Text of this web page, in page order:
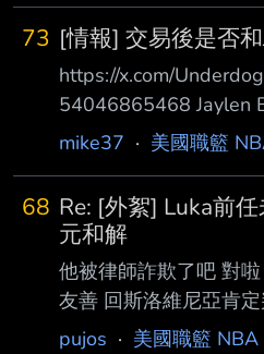
73 [情報] 交易後是否
https://x.com/
54046865468 Jaylen
has talked to Jayson
問到被交易到費城後是
話時回答： 「沒有。
月以上了，連通電話都
說是沒有，那我
mike37 · 美國職籃
68 Re: [外絮] Luka前
元和解
他被律師詐欺了吧 對
友善 回斯洛維尼亞肯
孩生活需求 再往上加一
pujos · 美國職籃 NBA